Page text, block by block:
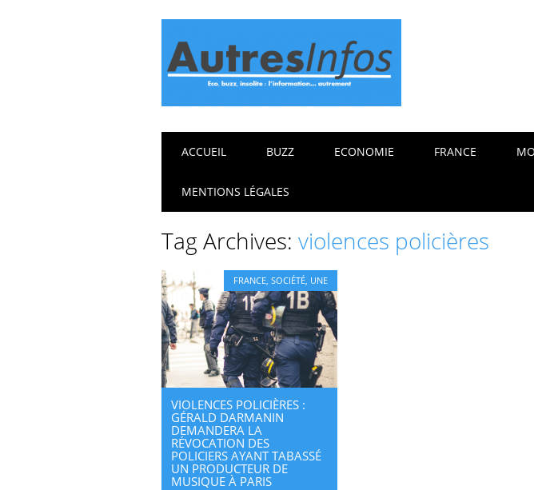
Main menu
ACCUEIL BUZZ ECONOMIE FRANCE
MENTIONS LÉGALES
Tag Archives:violences policières
FRANCE,SOCIÉTÉ, UNE
VIOLENCES POLICIÈRES :
GÉRALD DARMANIN
DEMANDERA LA
RÉVOCATION DES
POLICIERS AYANT TABASSÉ
UN PRODUCTEUR DE
MUSIQUE À PARIS